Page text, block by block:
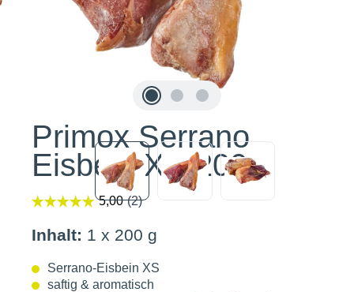
Primox Serrano
Eisbein XS 200g
Inhalt: 1 x 200 g
Serrano-Eisbein XS
saftig & aromatisch